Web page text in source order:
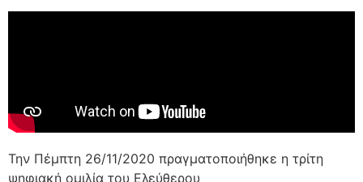
Την Πέμπτη 26/11/2020 πραγματοποιήθηκε η τρίτη
ψηφιακή ομιλία του Ελεύθερου